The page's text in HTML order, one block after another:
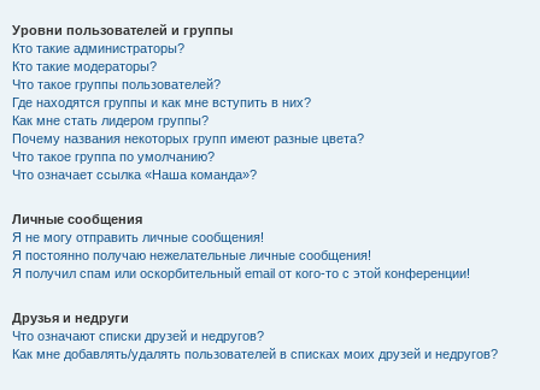
Уровни пользователей и группы
Кто такие администраторы?
Кто такие модераторы?
Что такое группы пользователей?
Где находятся группы и как мне вступить в них?
Как мне стать лидером группы?
Почему названия некоторых групп имеют разные цвета?
Что такое группа по умолчанию?
Что означает ссылка «Наша команда»?
Личные сообщения
Я не могу отправить личные сообщения!
Я постоянно получаю нежелательные личные сообщения!
Я получил спам или оскорбительный email от кого-то с этой конференции!
Друзья и недруги
Что означают списки друзей и недругов?
Как мне добавлять/удалять пользователей в списках моих друзей и недругов?